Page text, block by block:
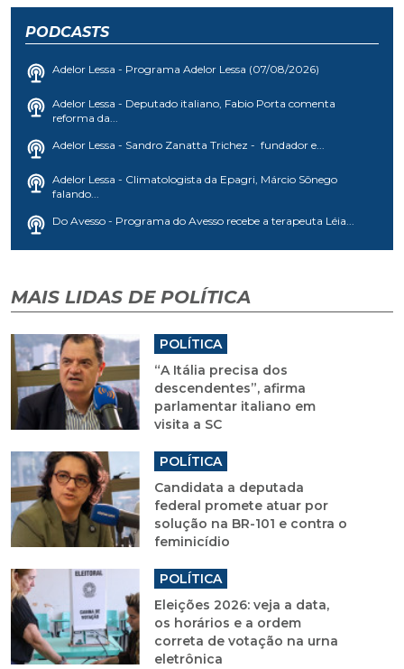
PODCASTS
Adelor Lessa - Programa Adelor Lessa (07/08/2026)
Adelor Lessa - Deputado italiano, Fabio Porta comenta
reforma da...
Adelor Lessa - Sandro Zanatta Trichez - fundador e...
Adelor Lessa - Climatologista da Epagri, Márcio Sônego
falando...
Do Avesso - Programa do Avesso recebe a terapeuta Léia...
MAIS LIDAS DE POLÍTICA
POLÍTICA
“A Itália precisa dos
descendentes”, afirma
parlamentar italiano em
visita a SC
POLÍTICA
Candidata a deputada
federal promete atuar por
solução na BR-101 e contra o
feminicídio
POLÍTICA
Eleições 2026: veja a data,
os horários e a ordem
correta de votação na urna
eletrônica